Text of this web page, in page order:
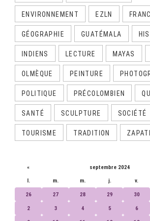
ENVIRONNEMENT EZLN
GÉOGRAPHIE GUATÉMALA
INDIENS LECTURE MAYAS
OLMÈQUE PEINTURE
POLITIQUE PRÉCOLOMBIEN
SANTÉ SCULPTURE SOCIÉTÉ
TOURISME TRADITION
« septembre 2024
l. m. m. j. v.
26 27 28 29 30
2 3 4 5 6